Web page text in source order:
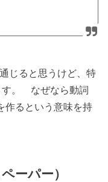
じると思うけど、特
す。 なぜなら動詞
作るという意味を持
ーパー）